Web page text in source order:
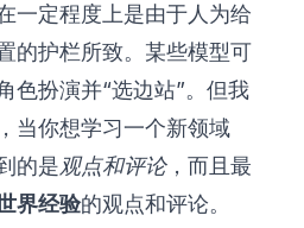
一定程度上是由于人为给
的护栏所致。某些模型可
色扮演并“选边站”。但我
当你想学习一个新领域
的是观点和评论，而且最
界经验的观点和评论。